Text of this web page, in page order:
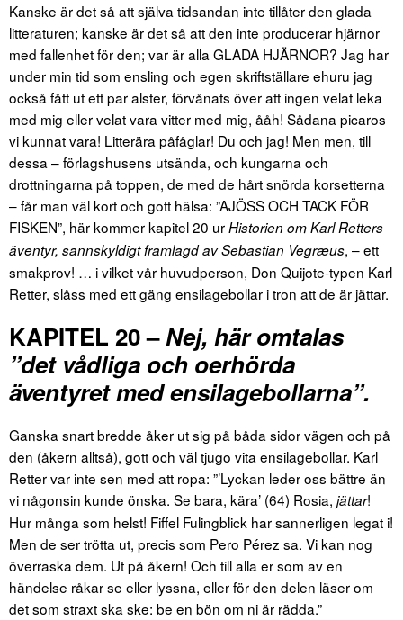
Kanske är det så att själva tidsandan inte tillåter den glada
litteraturen; kanske är det så att den inte producerar hjärnor
med fallenhet för den; var är alla GLADA HJÄRNOR? Jag har
under min tid som ensling och egen skriftställare ehuru jag
också fått ut ett par alster, förvånats över att ingen velat leka
med mig eller velat vara vitter med mig, ååh! Sådana picaros
vi kunnat vara! Litterära påfåglar! Du och jag! Men men, till
dessa – förlagshusens utsända, och kungarna och
drottningarna på toppen, de med de hårt snörda korsetterna
– får man väl kort och gott hälsa: ”AJÖSS OCH TACK FÖR
FISKEN”, här kommer kapitel 20 urHistorien om Karl Retters
äventyr, sannskyldigt framlagd av Sebastian Vegræus, – ett
smakprov! … i vilket vår huvudperson, Don Quijote-typen Karl
Retter, slåss med ett gäng ensilagebollar i tron att de är jättar.
KAPITEL 20 –Nej, här omtalas
”det vådliga och oerhörda
äventyret med ensilagebollarna”.
Ganska snart bredde åker ut sig på båda sidor vägen och på
den (åkern alltså), gott och väl tjugo vita ensilagebollar. Karl
Retter var inte sen med att ropa: ”’Lyckan leder oss bättre än
vi någonsin kunde önska. Se bara, kära’ (64) Rosia, jättar!
Hur många som helst! Fiffel Fulingblick har sannerligen legat i!
Men de ser trötta ut, precis som Pero Pérez sa. Vi kan nog
överraska dem. Ut på åkern! Och till alla er som av en
händelse råkar se eller lyssna, eller för den delen läser om
det som straxt ska ske: be en bön om ni är rädda.”